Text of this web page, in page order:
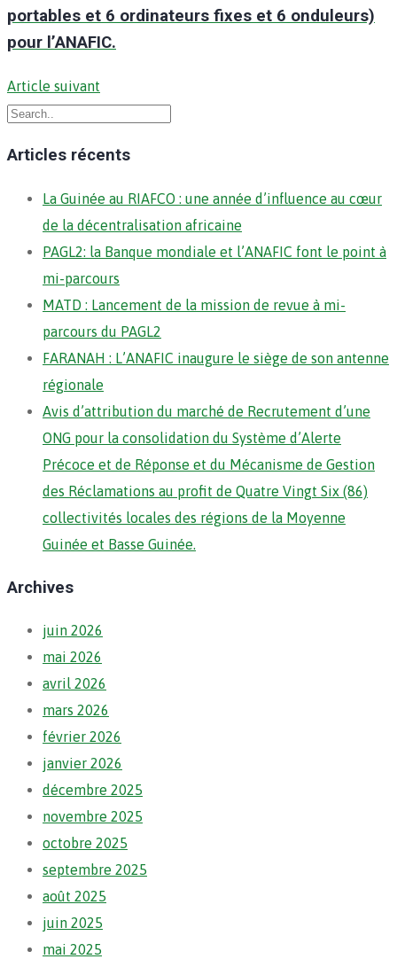
portables et 6 ordinateurs fixes et 6 onduleurs)
pour l’ANAFIC.
Article suivant
Articles récents
La Guinée au RIAFCO : une année d’influence au cœur
de la décentralisation africaine
PAGL2: la Banque mondiale et l’ANAFIC font le point à
mi-parcours
MATD : Lancement de la mission de revue à mi-
parcours du PAGL2
FARANAH : L’ANAFIC inaugure le siège de son antenne
régionale
Avis d’attribution du marché de Recrutement d’une
ONG pour la consolidation du Système d’Alerte
Précoce et de Réponse et du Mécanisme de Gestion
des Réclamations au profit de Quatre Vingt Six (86)
collectivités locales des régions de la Moyenne
Guinée et Basse Guinée.
Archives
juin 2026
mai 2026
avril 2026
mars 2026
février 2026
janvier 2026
décembre 2025
novembre 2025
octobre 2025
septembre 2025
août 2025
juin 2025
mai 2025